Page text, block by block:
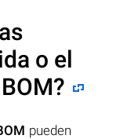
o el
?
pueden